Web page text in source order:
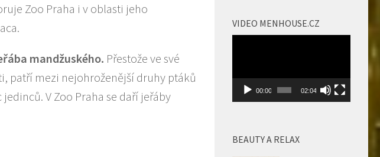
Zoo Praha i v oblasti jeho
mandžuského. Přestože ve své
patří mezi nejohroženější druhy ptáků
V Zoo Praha se daří jeřáby
VIDEO MENHOUSE.CZ
00:00 02:04
BEAUTY A RELAX